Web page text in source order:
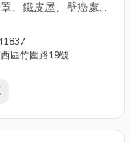
、鐵皮屋、壁癌處
水、房屋油漆、房屋
工程
低壓補強...等推薦在
新營、白河...等地區
區竹圍路19號